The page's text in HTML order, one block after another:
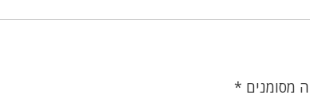
מסומנים *